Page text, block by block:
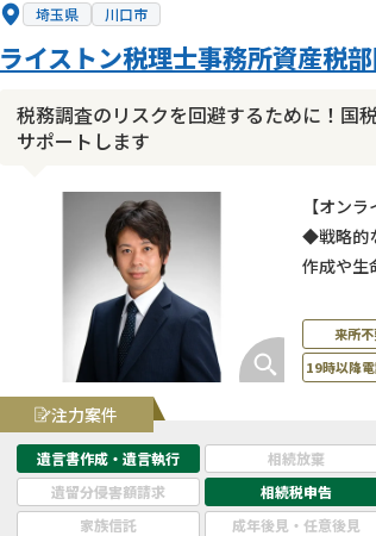
埼玉県 川口市
税務調査のリスクを回避するために！国
サポートします
ライストン税理士事務所資産税
【オン
◆戦略的
作成や生
のコン
前にご予
来所
19時以降
注力案件
遺言書作成・遺言執行 相続放棄
遺留分侵害額請求
相続税申告
家族信託
成年後見・任意後見